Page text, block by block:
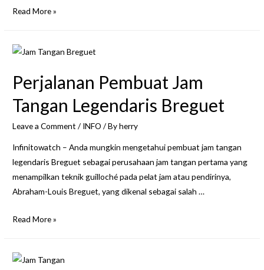
8
yang
Jam
Tangan
Terlihat
Lebih
Ganteng
Read More »
Perjalanan Pembuat Jam
Tangan Legendaris Breguet
Leave a Comment / INFO / Byherry
Infinitowatch – Anda mungkin mengetahui pembuat jam tangan
legendaris Breguet sebagai perusahaan jam tangan pertama yang
menampilkan teknik guilloché pada pelat jam atau pendirinya,
Abraham-Louis Breguet, yang dikenal sebagai salah …
Perjalanan
Tangan
Read More »